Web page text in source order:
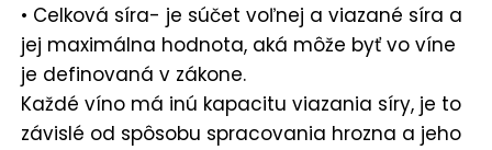
• Celková síra- je súčet voľnej a viazané síra a
jej maximálna hodnota, aká môže byť vo víne
je definovaná v zákone.
Každé víno má inú kapacitu viazania síry, je to
závislé od spôsobu spracovania hrozna a jeho